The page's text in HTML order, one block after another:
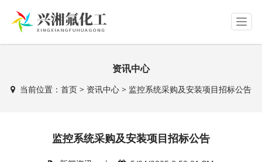
T
o
g
n
资讯中心
当前位置： 首页> 资讯中心> 监控系统采购及安装项目招标公告
监控系统采购及安装项目招标公告